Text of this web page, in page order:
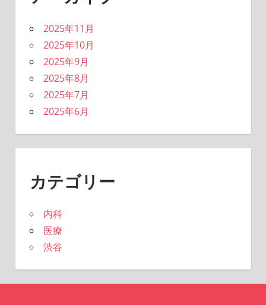
2025年11月
2025年10月
2025年9月
2025年8月
2025年7月
2025年6月
カテゴリー
内科
医療
渋谷